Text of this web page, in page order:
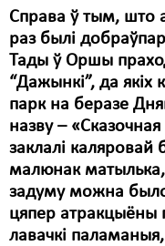
Справа ў тым, што
раз былі
Тады ў Оршы
“Дажынкі”, да якіх
парк на беразе
назву –
заклалі каляровай
малюнак матылька,
задуму можна
цяпер атракцыёны
лавачкі
Палітвязьні
Праваабаронцы
Правы дзіцяці
Пэнітэнцыярная сыстэма
Распальваньне
Рознае